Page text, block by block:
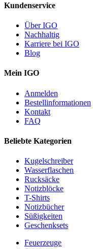
Kundenservice
Über IGO
Nachhaltig
Karriere bei IGO
Blog
Mein IGO
Anmelden
Bestellinformationen
Kontakt
FAQ
Beliebte Kategorien
Kugelschreiber
Wasserflaschen
Rucksäcke
Notizblöcke
T-Shirts
Notizbücher
Süßigkeiten
Geschenksets
Feuerzeuge